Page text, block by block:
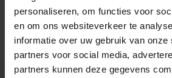
personaliseren, om functies voor
en om ons websiteverkeer te
informatie over uw gebruik van onze
partners voor social media,
partners kunnen deze gegevens
TypeError: Failed to fetch
https://www.rolluikonderdelen.nl/nl/
naaldeuren/bodem-en-